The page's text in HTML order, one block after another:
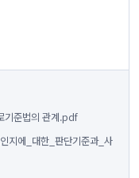
기준법의 관계.pdf
지에_대한_판단기준과_사